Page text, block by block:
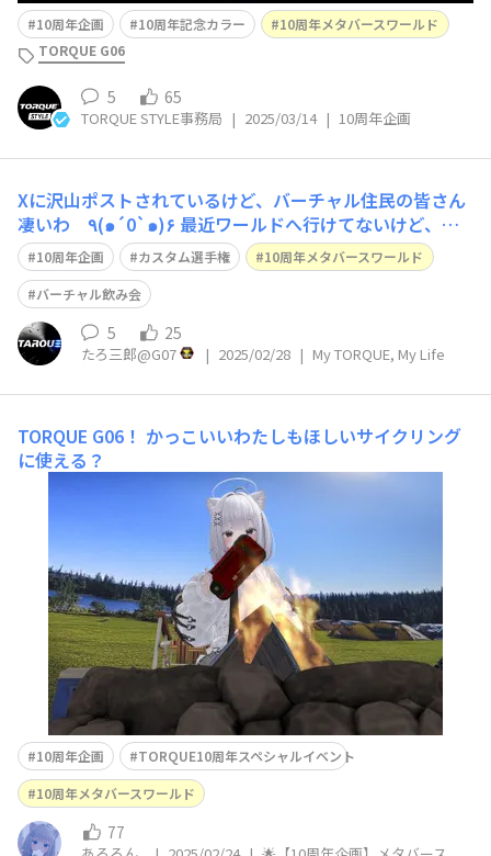
10周年企画 10周年記念カラー
10周年メタバースワールド
TORQUE G06
5 65
TORQUE STYLE事務局 | 2025/03/14 | 10周年企画
Xに沢山ポストされているけど、バーチャル住民の皆さん
凄いわ ٩(๑´0`๑)۶ 最近ワールドへ行けてないけど、こ
ちらTORQUE STYLE住民の方々とバーチャル飲み会した
いです
10周年企画 カスタム選手権
10周年メタバースワールド
バーチャル飲み会
5 25
たろ三郎@G07 | 2025/02/28 | My TORQUE, My Life
TORQUE G06！ かっこいいわたしもほしいサイクリング
に使える？
10周年企画
TORQUE10周年スペシャルイベント
10周年メタバースワールド
77